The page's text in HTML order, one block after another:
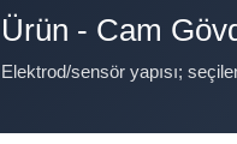
Ürün - Cam
Elektrod/sensör yapısı;